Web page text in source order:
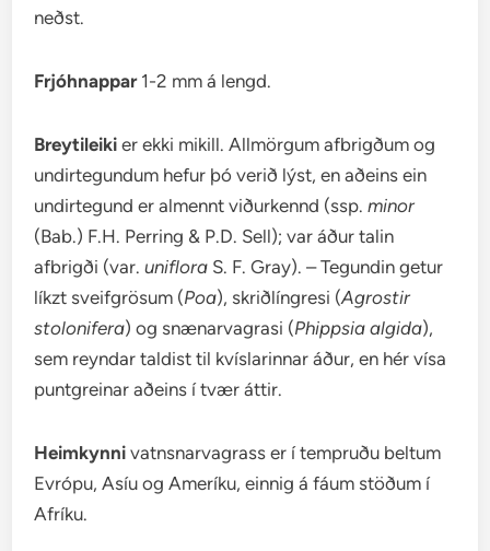
neðst.
Frjóhnappar1-2 mm á lengd.
Breytileiki er ekki mikill. Allmörgum afbrigðum og
undirtegundum hefur þó verið lýst, en aðeins ein
undirtegund er almennt viðurkennd (ssp.minor
(Bab.) F.H. Perring & P.D. Sell); var áður talin
afbrigði (var.uniflora S. F. Gray). – Tegundin getur
líkzt sveifgrösum (Poa), skriðlíngresi (Agrostir
stolonifera) og snænarvagrasi (Phippsia algida),
sem reyndar taldist til kvíslarinnar áður, en hér vísa
puntgreinar aðeins í tvær áttir.
Heimkynni vatnsnarvagrass er í tempruðu beltum
Evrópu, Asíu og Ameríku, einnig á fáum stöðum í
Afríku.